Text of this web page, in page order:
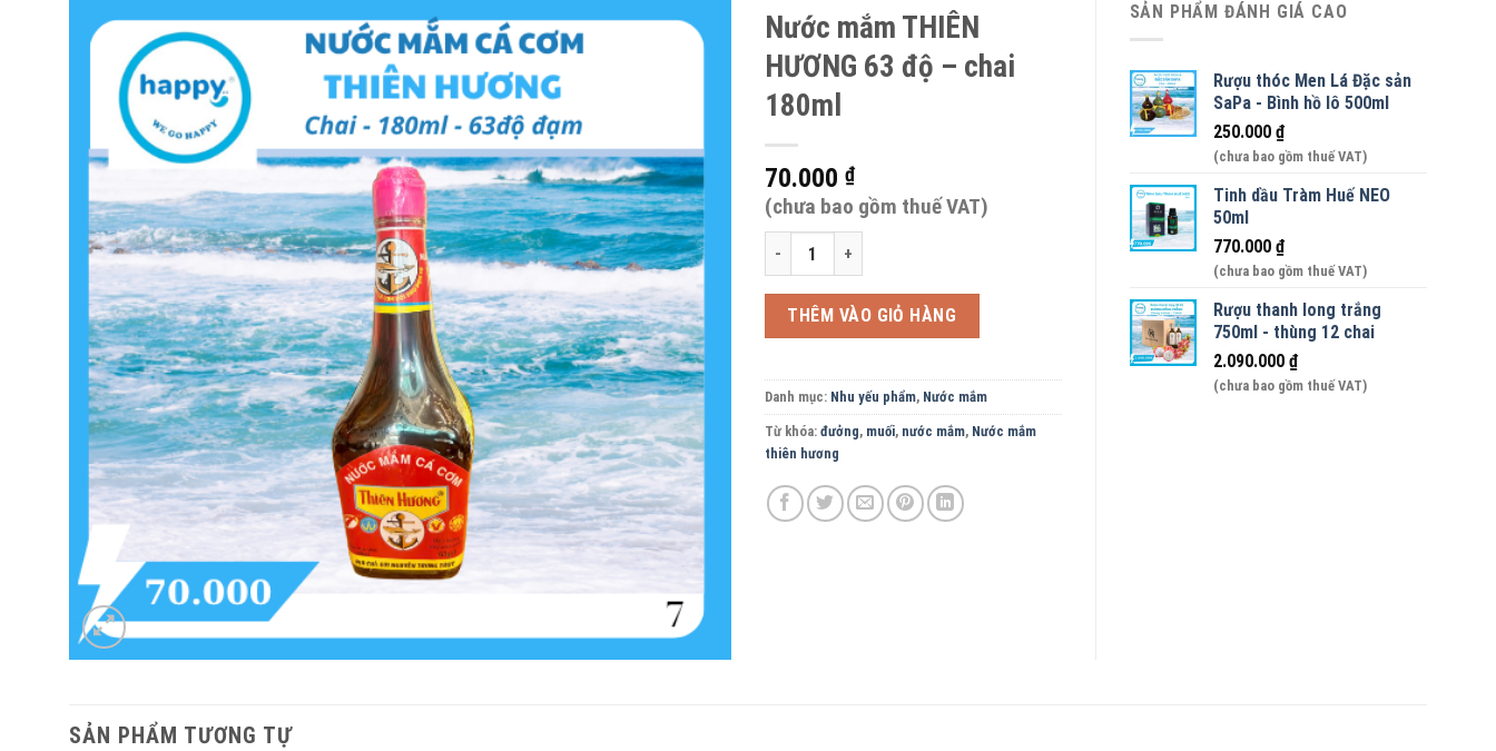
Nước mắm THIÊN
HƯƠNG 63 độ – chai
180ml
70.000 ₫
(chưa bao gồm thuế VAT)
Nước mắm THIÊN HƯƠNG 63 độ - chai 180ml số lượng
THÊM VÀO GIỎ HÀNG
Danh mục: Nhu yếu phẩm, Nước mắm
Từ khóa: đưởng, muối, nước mắm, Nước mắm
thiên hương
SẢN PHẨM ĐÁNH GIÁ CAO
Rượu thóc Men Lá Đặc sản
SaPa - Bình hồ lô 500ml
250.000 ₫
(chưa bao gồm thuế VAT)
Tinh dầu Tràm Huế NEO
50ml
770.000 ₫
(chưa bao gồm thuế VAT)
Rượu thanh long trắng
750ml - thùng 12 chai
2.090.000 ₫
(chưa bao gồm thuế VAT)
SẢN PHẨM TƯƠNG TỰ